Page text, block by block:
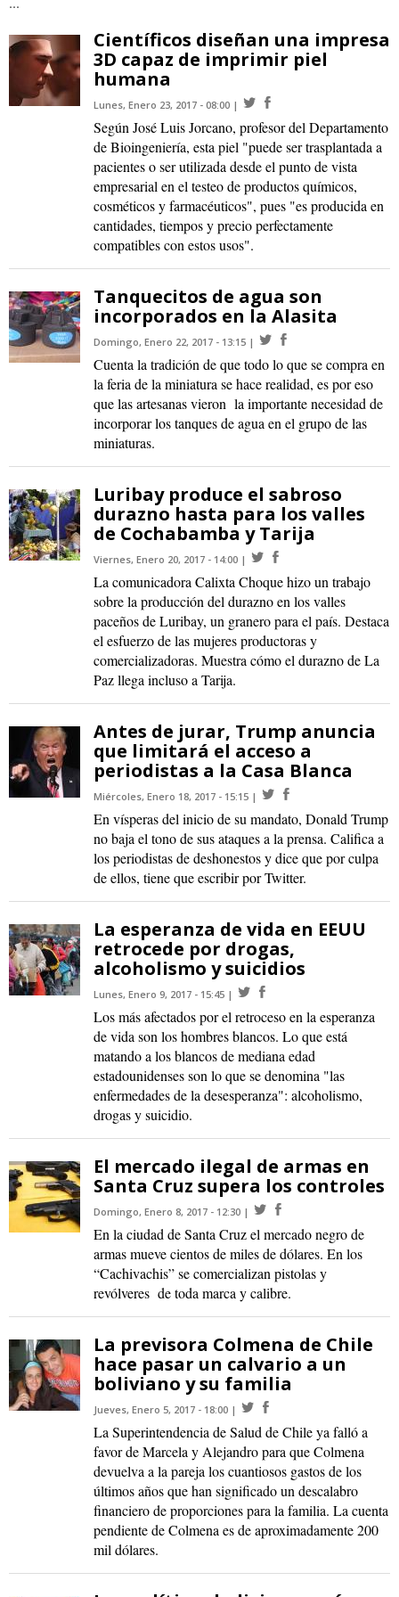
Científicos diseñan una impresa
3D capaz de imprimir piel
humana
Lunes, Enero 23, 2017 - 08:00
Según José Luis Jorcano, profesor del Departamento
de Bioingeniería, esta piel "puede ser trasplantada a
pacientes o ser utilizada desde el punto de vista
empresarial en el testeo de productos químicos,
cosméticos y farmacéuticos", pues "es producida en
cantidades, tiempos y precio perfectamente
compatibles con estos usos".
Tanquecitos de agua son
incorporados en la Alasita
Domingo, Enero 22, 2017 - 13:15
Cuenta la tradición de que todo lo que se compra en
la feria de la miniatura se hace realidad, es por eso
que las artesanas vieron la importante necesidad de
incorporar los tanques de agua en el grupo de las
miniaturas.
Luribay produce el sabroso
durazno hasta para los valles
de Cochabamba y Tarija
Viernes, Enero 20, 2017 - 14:00
La comunicadora Calixta Choque hizo un trabajo
sobre la producción del durazno en los valles
paceños de Luribay, un granero para el país. Destaca
el esfuerzo de las mujeres productoras y
comercializadoras. Muestra cómo el durazno de La
Paz llega incluso a Tarija.
Antes de jurar, Trump anuncia
que limitará el acceso a
periodistas a la Casa Blanca
Miércoles, Enero 18, 2017 - 15:15
En vísperas del inicio de su mandato, Donald Trump
no baja el tono de sus ataques a la prensa. Califica a
los periodistas de deshonestos y dice que por culpa
de ellos, tiene que escribir por Twitter.
La esperanza de vida en EEUU
retrocede por drogas,
alcoholismo y suicidios
Lunes, Enero 9, 2017 - 15:45
Los más afectados por el retroceso en la esperanza
de vida son los hombres blancos. Lo que está
matando a los blancos de mediana edad
estadounidenses son lo que se denomina "las
enfermedades de la desesperanza": alcoholismo,
drogas y suicidio.
El mercado ilegal de armas en
Santa Cruz supera los controles
Domingo, Enero 8, 2017 - 12:30
En la ciudad de Santa Cruz el mercado negro de
armas mueve cientos de miles de dólares. En los
“Cachivachis” se comercializan pistolas y
revólveres de toda marca y calibre.
La previsora Colmena de Chile
hace pasar un calvario a un
boliviano y su familia
Jueves, Enero 5, 2017 - 18:00
La Superintendencia de Salud de Chile ya falló a
favor de Marcela y Alejandro para que Colmena
devuelva a la pareja los cuantiosos gastos de los
últimos años que han significado un descalabro
financiero de proporciones para la familia. La cuenta
pendiente de Colmena es de aproximadamente 200
mil dólares.